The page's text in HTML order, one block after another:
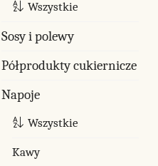
Wszystkie
Sosy i polewy
Półprodukty cukiernicze
Napoje
Wszystkie
Kawy